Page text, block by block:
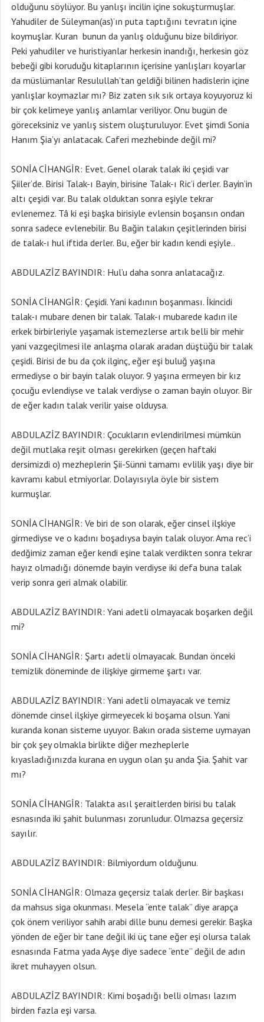
olduğunu söylüyor. Bu yanlışı incilin içine sokuşturmuşlar.
Yahudiler de Süleyman(as)’ın puta taptığını tevratın içine
koymuşlar. Kuran bunun da yanlış olduğunu bize bildiriyor.
Peki yahudiler ve huristiyanlar herkesin inandığı, herkesin göz
bebeği gibi koruduğu kitaplarının içerisine yanlışları koyarlar
da müslümanlar Resulullah’tan geldiği bilinen hadislerin içine
yanlışlar koymazlar mı? Biz zaten sık sık ortaya koyuyoruz ki
bir çok kelimeye yanlış anlamlar veriliyor. Onu bugün de
göreceksiniz ve yanlış sistem oluşturuluyor. Evet şimdi Sonia
Hanım Şia’yı anlatacak. Caferi mezhebinde değil mi?
SONİA CİHANGİR: Evet. Genel olarak talak iki çeşidi var
Şiiler’de. Birisi Talak-ı Bayin, birisine Talak-ı Ric’i derler. Bayin’in
altı çeşidi var. Bu talak olduktan sonra eşiyle tekrar
evlenemez. Tâ ki eşi başka birisiyle evlensin boşansın ondan
sonra sadece evlenebilir. Bu Bağin talakın çeşitlerinden birisi
de talak-ı hul iftida derler. Bu, eğer bir kadın kendi eşiyle..
ABDULAZİZ BAYINDIR: Hul’u daha sonra anlatacağız.
SONİA CİHANGİR: Çeşidi. Yani kadının boşanması. İkincidi
talak-ı mubare denen bir talak. Talak-ı mubarede kadın ile
erkek birbirleriyle yaşamak istemezlerse artık belli bir mehir
yani vazgeçilmesi ile anlaşma olarak aradan düştüğü bir talak
çeşidi. Birisi de bu da çok ilginç, eğer eşi buluğ yaşına
ermediyse o bir bayin talak oluyor. 9 yaşına ermeyen bir kız
çocuğu evlendiyse ve talak verdiyse o zaman bayin oluyor. Bir
de eğer kadın talak verilir yaise olduysa.
ABDULAZİZ BAYINDIR: Çocukların evlendirilmesi mümkün
değil mutlaka reşit olması gerekirken (geçen haftaki
dersimizdi o) mezheplerin Şii-Sünni tamamı evlilik yaşı diye bir
kavramı kabul etmiyorlar. Dolayısıyla öyle bir sistem
kurmuşlar.
SONİA CİHANGİR: Ve biri de son olarak, eğer cinsel ilşkiye
girmediyse ve o kadını boşadıysa bayin talak oluyor. Ama rec’i
dedğimiz zaman eğer kendi eşine talak verdikten sonra tekrar
hayız olmadığı dönemde bayin verdiyse iki defa buna talak
verip sonra geri almak olabilir.
ABDULAZİZ BAYINDIR: Yani adetli olmayacak boşarken değil
mi?
SONİA CİHANGİR: Şartı adetli olmayacak. Bundan önceki
temizlik döneminde de ilişkiye girmeme şartı var.
ABDULAZİZ BAYINDIR: Yani adetli olmayacak ve temiz
dönemde cinsel ilşkiye girmeyecek ki boşama olsun. Yani
kuranda konan sisteme uyuyor. Bakın orada sisteme uymayan
bir çok şey olmakla birlikte diğer mezheplerle
kıyasladığınızda kurana en uygun olan şu anda Şia. Şahit var
mı?
SONİA CİHANGİR: Talakta asıl şeraitlerden birisi bu talak
esnasında iki şahit bulunması zorunludur. Olmazsa geçersiz
sayılır.
ABDULAZİZ BAYINDIR: Bilmiyordum olduğunu.
SONİA CİHANGİR: Olmaza geçersiz talak derler. Bir başkası
da mahsus siga okunması. Mesela “ente talak” diye arapça
çok önem veriliyor sahih arabi dille bunu demesi gerekir. Başka
yönden de eğer bir tane değil iki üç tane eğer eşi olursa talak
esnasında Fatma yada Ayşe diye sadece “ente” değil de adın
ikret muhayyen olsun.
ABDULAZİZ BAYINDIR: Kimi boşadığı belli olması lazım
birden fazla eşi varsa.